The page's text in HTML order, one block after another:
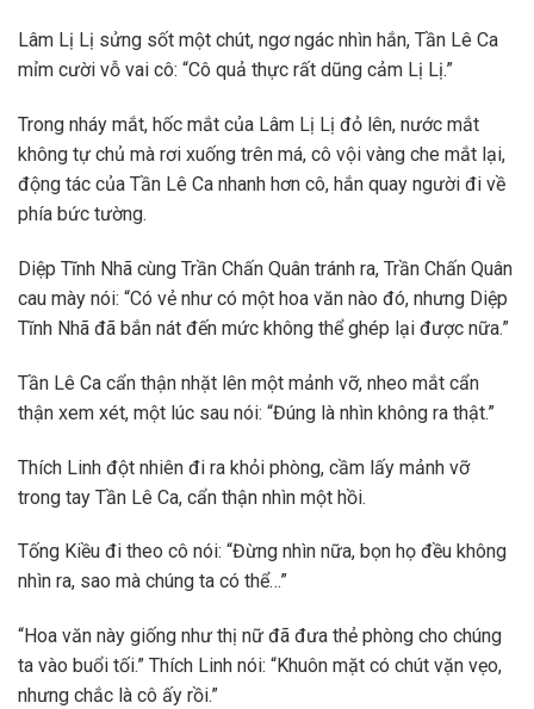
Lâm Lị Lị sửng sốt một chút, ngơ ngác nhìn hắn, Tần Lê Ca
mỉm cười vỗ vai cô: “Cô quả thực rất dũng cảm Lị Lị.”
Trong nháy mắt, hốc mắt của Lâm Lị Lị đỏ lên, nước mắt
không tự chủ mà rơi xuống trên má, cô vội vàng che mắt lại,
động tác của Tần Lê Ca nhanh hơn cô, hắn quay người đi về
phía bức tường.
Diệp Tĩnh Nhã cùng Trần Chấn Quân tránh ra, Trần Chấn Quân
cau mày nói: “Có vẻ như có một hoa văn nào đó, nhưng Diệp
Tĩnh Nhã đã bắn nát đến mức không thể ghép lại được nữa.”
Tần Lê Ca cẩn thận nhặt lên một mảnh vỡ, nheo mắt cẩn
thận xem xét, một lúc sau nói: “Đúng là nhìn không ra thật.”
Thích Linh đột nhiên đi ra khỏi phòng, cầm lấy mảnh vỡ
trong tay Tần Lê Ca, cẩn thận nhìn một hồi.
Tống Kiều đi theo cô nói: “Đừng nhìn nữa, bọn họ đều không
nhìn ra, sao mà chúng ta có thể…”
“Hoa văn này giống như thị nữ đã đưa thẻ phòng cho chúng
ta vào buổi tối.” Thích Linh nói: “Khuôn mặt có chút vặn vẹo,
nhưng chắc là cô ấy rồi.”